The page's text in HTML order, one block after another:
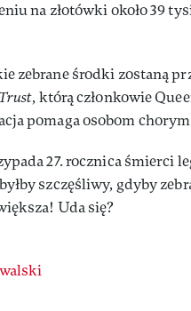
na złotówki około 39
zebrane środki zostaną
, którą członkowie
pomaga osobom
27. rocznica śmierci
szczęśliwy, gdyby
Uda się?